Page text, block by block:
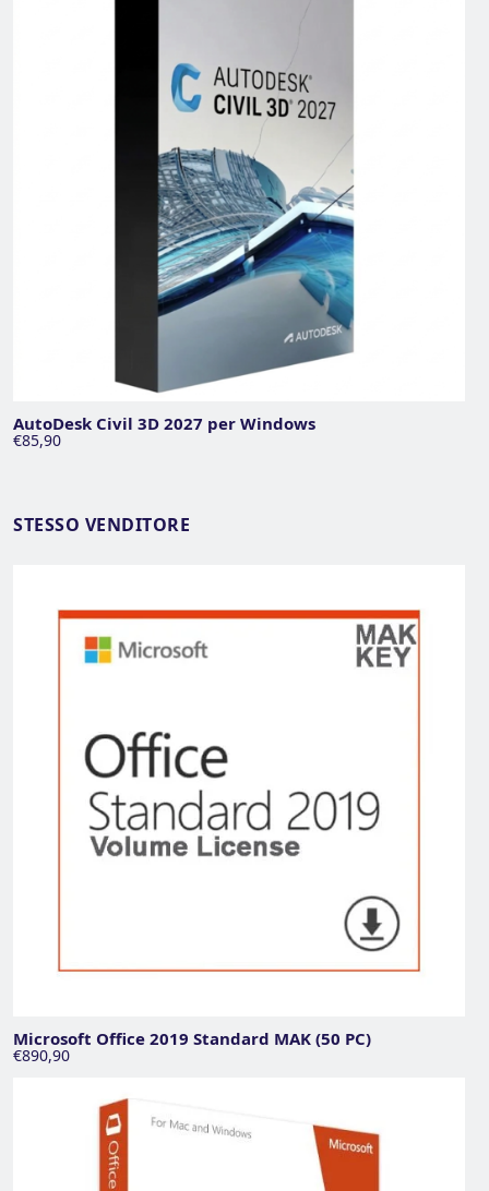
AutoDesk Civil 3D 2027 per Windows
€85,90
STESSO VENDITORE
Microsoft Office 2019 Standard MAK (50 PC)
€890,90